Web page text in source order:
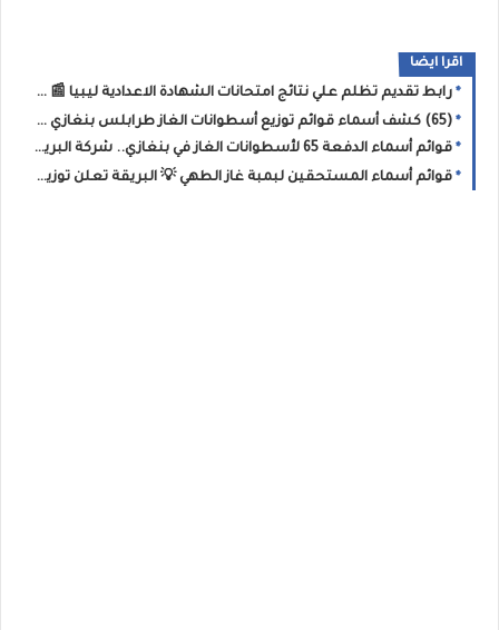
اقرا ايضا
رابط تقديم تظلم علي نتائج امتحانات الشهادة الاعدادية ليبيا 📰 موعد فتح باب تقديم الطعون على نتائج التاسع وطريقة الطعن علي الدرجات
(65) كشف أسماء قوائم توزيع أسطوانات الغاز طرابلس بنغازي الزاوية والجنوب الشرقي 📢 #البريقة رابط منظومة حجز أسطوانات الغاز شركة البريقة 2026
قوائم أسماء الدفعة 65 لأسطوانات الغاز في بنغازي.. شركة البريقة تدعو المستفيدين للاستلام خلال 10 أيام
قوائم أسماء المستحقين لبمبة غاز الطهي 💡 البريقة تعلن توزيع (الدفعة الثانية) من إسطوانات الغاز بمدينة جالو للمدرجين بـ 2026